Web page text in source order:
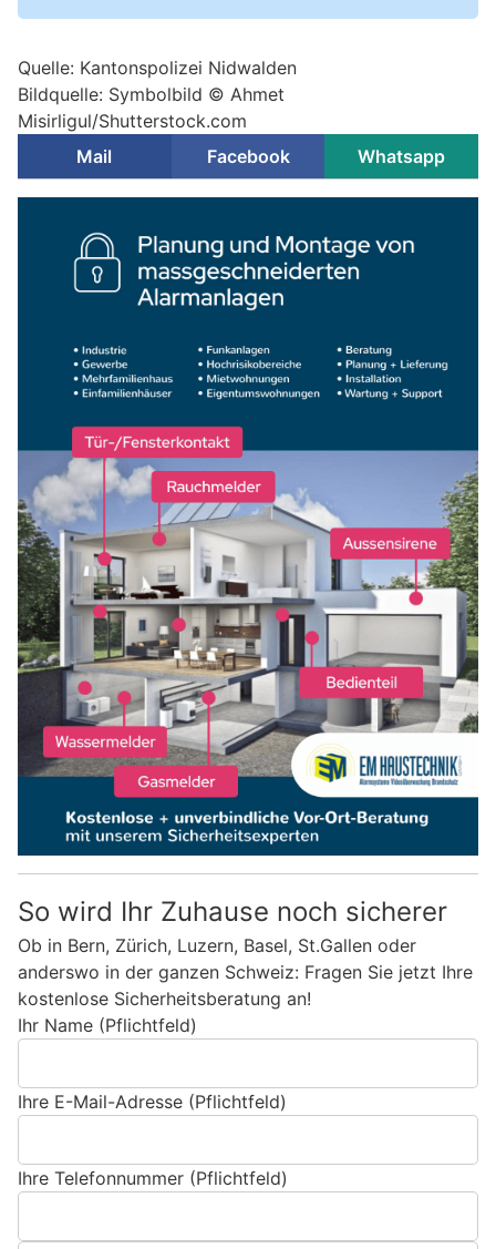
Quelle: Kantonspolizei Nidwalden
Bildquelle: Symbolbild © Ahmet
Misirligul/Shutterstock.com
Mail
Facebook Whatsapp
So wird Ihr Zuhause noch sicherer
Ob in Bern, Zürich, Luzern, Basel, St.Gallen oder
anderswo in der ganzen Schweiz: Fragen Sie jetzt Ihre
kostenlose Sicherheitsberatung an!
Ihr Name (Pflichtfeld)
Ihre E-Mail-Adresse (Pflichtfeld)
Ihre Telefonnummer (Pflichtfeld)